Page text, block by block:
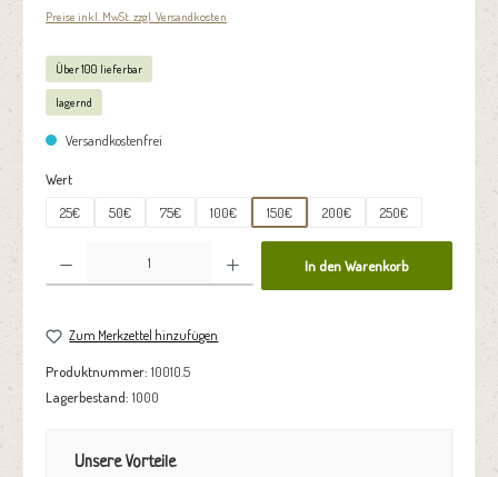
Preise inkl. MwSt. zzgl. Versandkosten
Über 100 lieferbar
lagernd
Versandkostenfrei
Wertauswählen
25€
50€ 75€ 100€ 150€ 200€ 250€
In den Warenkorb
Zum Merkzettel hinzufügen
Produktnummer: 10010.5
Lagerbestand: 1000
Unsere Vorteile